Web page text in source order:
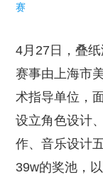
赛
4月27日，叠纸
赛事由上海市
术指导单位，
设立角色设计
作、音乐设计
39w的奖池，